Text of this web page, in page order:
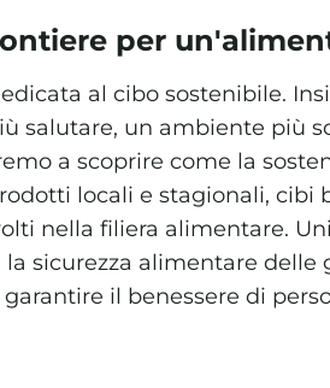
per
al cibo sostenibile.
salutare, un ambiente più
a scoprire come la
locali e stagionali, cibi
nella filiera alimentare.
sicurezza alimentare
il benessere di